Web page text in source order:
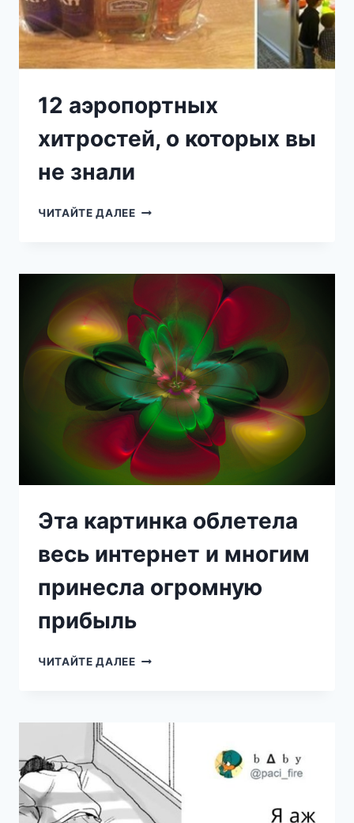
12 аэропортных
хитростей, о которых вы
не знали
ЧИТАЙТЕ ДАЛЕЕ12
КОТОРЫХ
НЕ
ЗНАЛИ
Эта картинка облетела
весь интернет и многим
принесла огромную
прибыль
ЧИТАЙТЕ ДАЛЕЕЭТА
ИНТЕРНЕТ
МНОГИМ
ПРИНЕСЛА
ОГРОМНУЮ
ПРИБЫЛЬ